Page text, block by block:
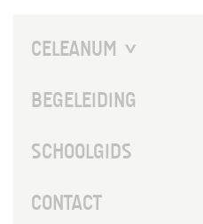
CELEANUM
LOCATIES
HERDENKING ROZENBOOM
BEGELEIDING
SCHOOLGIDS
CONTACT